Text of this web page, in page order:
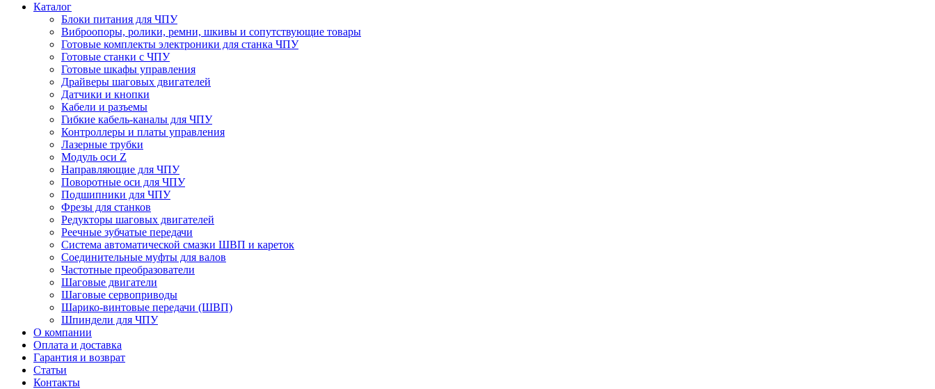
Каталог
Блоки питания для ЧПУ
Виброопоры, ролики, ремни, шкивы и сопутствующие товары
Готовые комплекты электроники для станка ЧПУ
Готовые станки с ЧПУ
Готовые шкафы управления
Драйверы шаговых двигателей
Датчики и кнопки
Кабели и разъемы
Гибкие кабель-каналы для ЧПУ
Контроллеры и платы управления
Лазерные трубки
Модуль оси Z
Направляющие для ЧПУ
Поворотные оси для ЧПУ
Подшипники для ЧПУ
Фрезы для станков
Редукторы шаговых двигателей
Реечные зубчатые передачи
Система автоматической смазки ШВП и кареток
Соединительные муфты для валов
Частотные преобразователи
Шаговые двигатели
Шаговые сервоприводы
Шарико-винтовые передачи (ШВП)
Шпиндели для ЧПУ
О компании
Оплата и доставка
Гарантия и возврат
Статьи
Контакты